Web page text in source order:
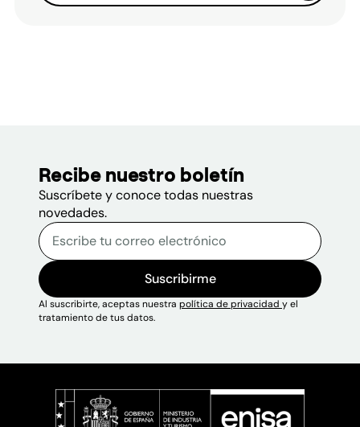
Recibe nuestro boletín
Suscríbete y conoce todas nuestras
novedades.
Sitio web
Escribe tu correo
Suscribirme
Al suscribirte, aceptas nuestra política de privacidad y el
tratamiento de tus datos.